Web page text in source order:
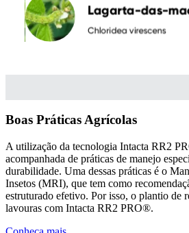
Boas Práticas Agrícolas
A utilização da tecnologia Intacta RR2
acompanhada de práticas de manejo
durabilidade. Uma dessas práticas é o
Insetos (MRI), que tem como
estruturado efetivo. Por isso, o plantio de
lavouras com Intacta RR2 PRO®.